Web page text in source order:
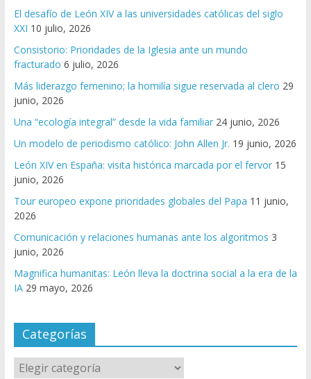
El desafío de León XIV a las universidades católicas del siglo
XXI 10 julio, 2026
Consistorio: Prioridades de la Iglesia ante un mundo
fracturado 6 julio, 2026
Más liderazgo femenino; la homilía sigue reservada al clero 29
junio, 2026
Una “ecología integral” desde la vida familiar 24 junio, 2026
Un modelo de periodismo católico: John Allen Jr. 19 junio, 2026
León XIV en España: visita histórica marcada por el fervor 15
junio, 2026
Tour europeo expone prioridades globales del Papa 11 junio,
2026
Comunicación y relaciones humanas ante los algoritmos 3
junio, 2026
Magnifica humanitas: León lleva la doctrina social a la era de la
IA 29 mayo, 2026
Categorías